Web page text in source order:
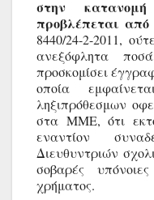
στην
προβλέπεται από
8440/24-2-2011,
ανεξόφλητα
προσκομίσει
οποία
ληξιπρόθεσμων
στα ΜΜΕ, ότι
εναντίον
Διευθυντριών
σοβαρές
χρήματος.